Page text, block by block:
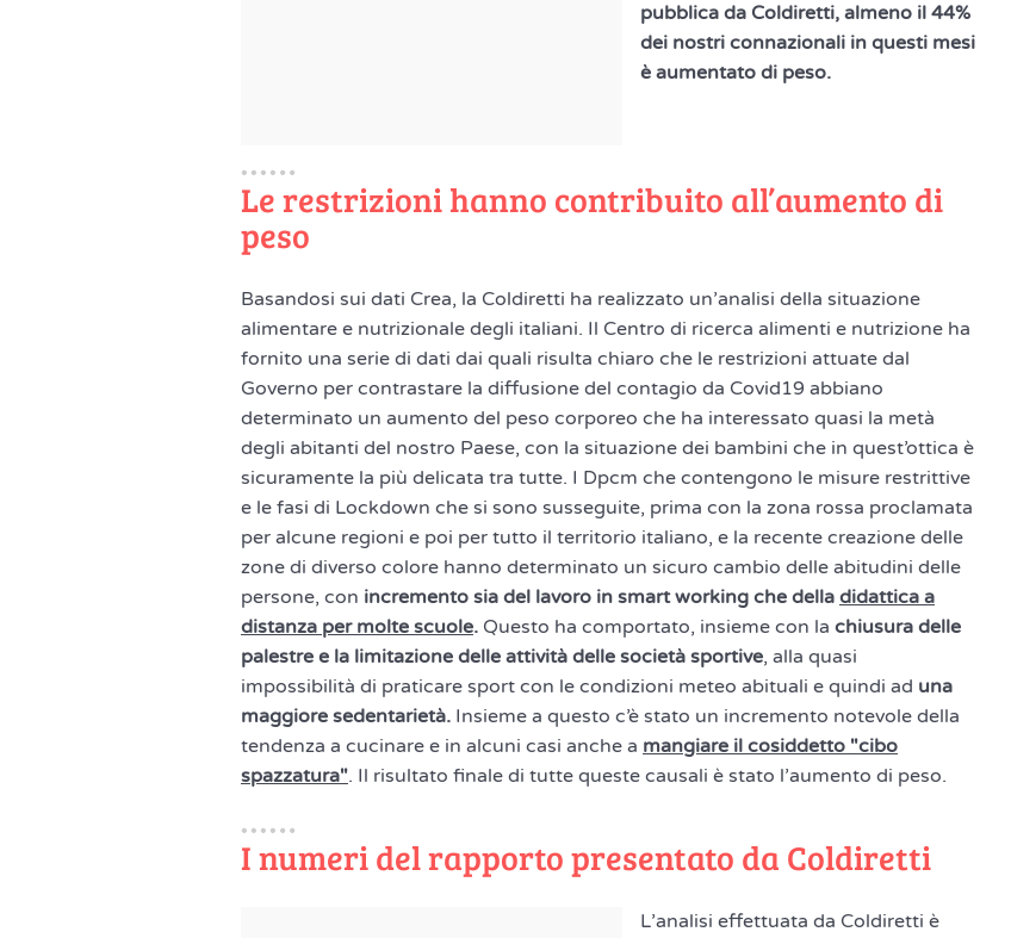
pubblica da Coldiretti, almeno il 44%
dei nostri connazionali in questi mesi
è aumentato di peso.
Le restrizioni hanno contribuito all’aumento di
peso
Basandosi sui dati Crea, la Coldiretti ha realizzato un’analisi della situazione
alimentare e nutrizionale degli italiani. Il Centro di ricerca alimenti e nutrizione ha
fornito una serie di dati dai quali risulta chiaro che le restrizioni attuate dal
Governo per contrastare la diffusione del contagio da Covid19 abbiano
determinato un aumento del peso corporeo che ha interessato quasi la metà
degli abitanti del nostro Paese, con la situazione dei bambini che in quest’ottica è
sicuramente la più delicata tra tutte. I Dpcm che contengono le misure restrittive
e le fasi di Lockdown che si sono susseguite, prima con la zona rossa proclamata
per alcune regioni e poi per tutto il territorio italiano, e la recente creazione delle
zone di diverso colore hanno determinato un sicuro cambio delle abitudini delle
persone, con incremento sia del lavoro in smart working che della didattica a
distanza per molte scuole. Questo ha comportato, insieme con la chiusura delle
palestre e la limitazione delle attività delle società sportive, alla quasi
impossibilità di praticare sport con le condizioni meteo abituali e quindi ad una
maggiore sedentarietà. Insieme a questo c’è stato un incremento notevole della
tendenza a cucinare e in alcuni casi anche a mangiare il cosiddetto "cibo
spazzatura". Il risultato finale di tutte queste causali è stato l’aumento di peso.
I numeri del rapporto presentato da Coldiretti
L’analisi effettuata da Coldiretti è